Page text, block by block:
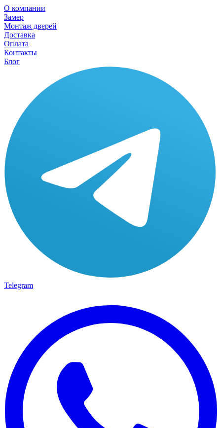
О компании
Замер
Монтаж дверей
Доставка
Оплата
Контакты
Блог
Telegram